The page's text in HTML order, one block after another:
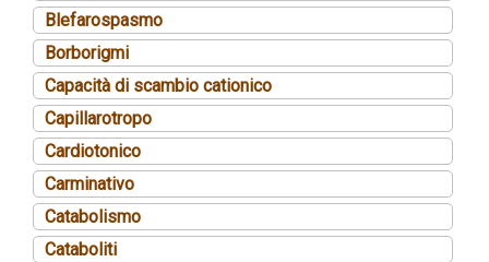
Blefarospasmo
Borborigmi
Capacità di scambio cationico
Capillarotropo
Cardiotonico
Carminativo
Catabolismo
Cataboliti